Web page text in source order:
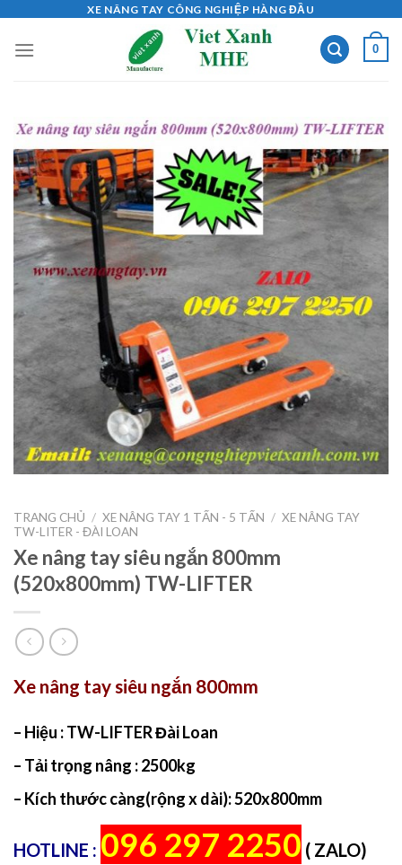
content
XE NÂNG TAY CÔNG NGHIỆP HÀNG ĐẦU
0
TRANG CHỦ / XE NÂNG TAY 1 TẤN - 5 TẤN / XE NÂNG TAY
TW-LITER - ĐÀI LOAN
Xe nâng tay siêu ngắn 800mm
(520x800mm) TW-LIFTER
Xe nâng tay siêu ngắn 800mm
– Hiệu : TW-LIFTER Đài Loan
– Tải trọng nâng : 2500kg
– Kích thước càng(rộng x dài): 520x800mm
HOTLINE : 096 297 2250 ( ZALO)